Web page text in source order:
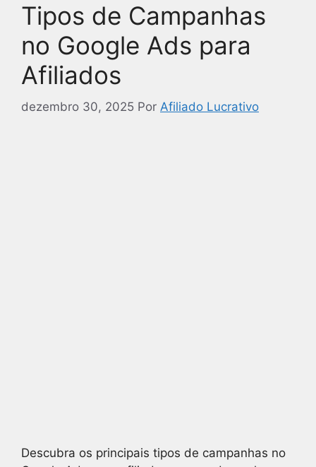
Tipos de Campanhas
no Google Ads para
Afiliados
dezembro 30, 2025 Por Afiliado Lucrativo
Descubra os principais tipos de campanhas no